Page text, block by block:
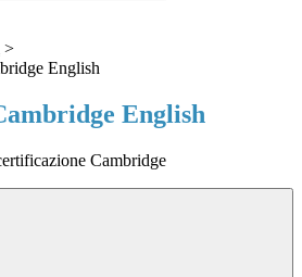
>
English
English
Cambridge